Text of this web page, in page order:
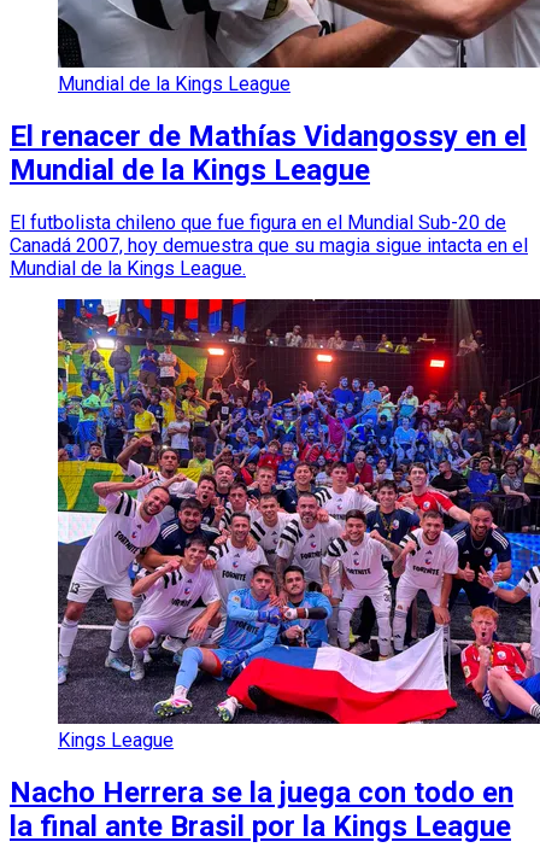
Mundial de la Kings League
El renacer de Mathías Vidangossy en el
Mundial de la Kings League
El futbolista chileno que fue figura en el Mundial Sub-20 de
Canadá 2007, hoy demuestra que su magia sigue intacta en el
Mundial de la Kings League.
Kings League
Nacho Herrera se la juega con todo en
la final ante Brasil por la Kings League